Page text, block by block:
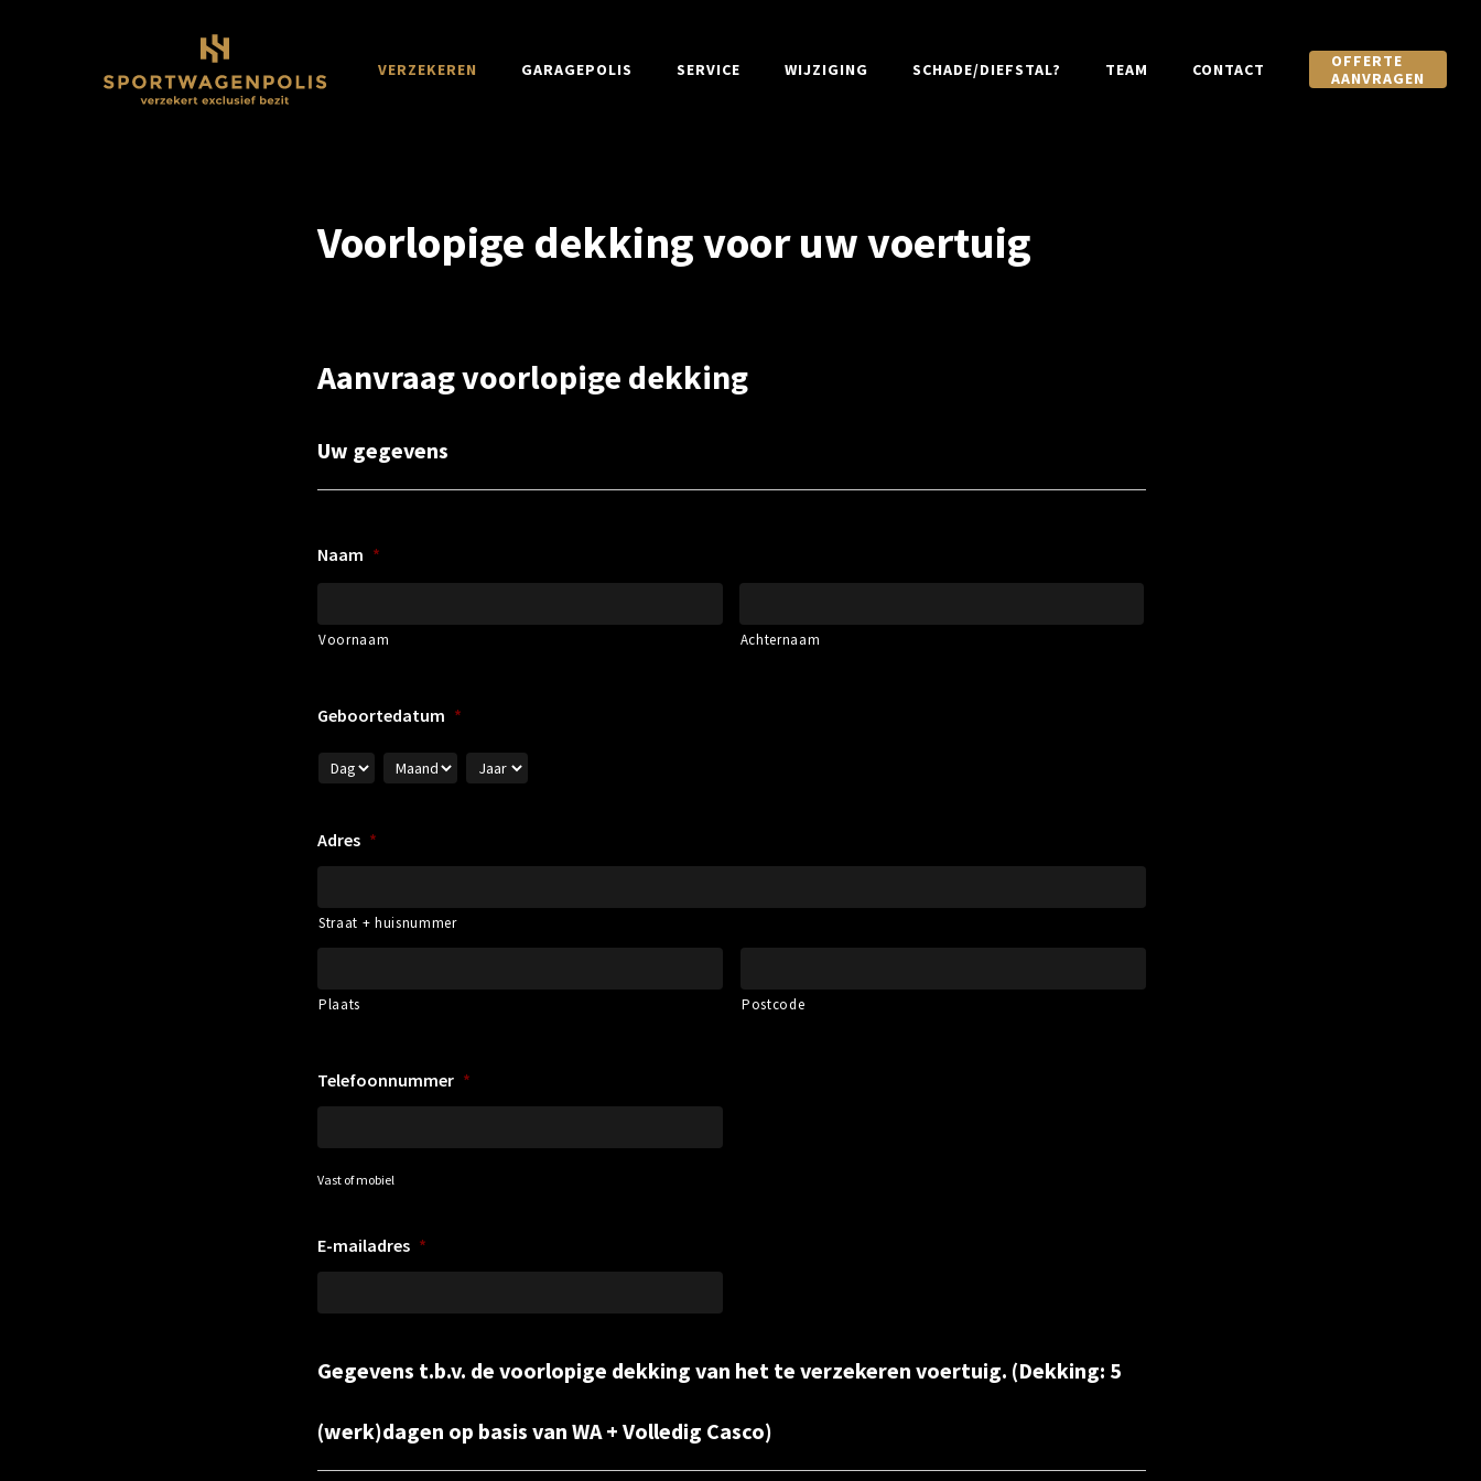
VERZEKEREN GARAGEPOLIS SERVICE WIJZIGING SCHADE/DIEFSTAL? TEAM CONTACT
OFFERTE
AANVRAGEN
Voorlopige dekking voor uw voertuig
Aanvraag voorlopige dekking
Uw gegevens
Naam *
Voornaam Achternaam
Geboortedatum *
Adres *
Straat + huisnummer
Plaats Postcode
Telefoonnummer *
Vast of mobiel
E-mailadres *
Gegevens t.b.v. de voorlopige dekking van het te verzekeren voertuig. (Dekking: 5
(werk)dagen op basis van WA + Volledig Casco)